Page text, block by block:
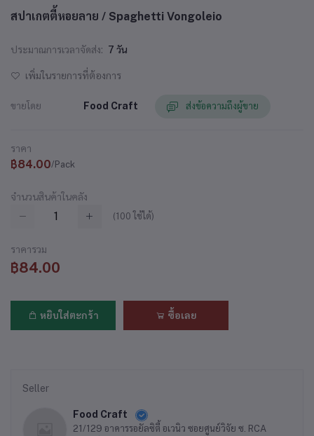
สปาเกตตี้หอยลาย / Spaghetti Vongoleio
ประมาณการเวลาจัดส่ง: 7 วัน
เพิ่มในรายการที่ต้องการ
ขายโดย Food Craft ส่งข้อความถึงผู้ขาย
ราคา
฿84.00/Pack
จำนวนสินค้าในคลัง
(100 ใช้ได้)
ราคารวม
฿84.00
หยิบใส่ตะกร้า ซื้อเลย
Seller
Food Craft
21/129 อาคารรอยัลซิตี้ อเวนิว ซอยศูนย์วิจัย ซ. RCA